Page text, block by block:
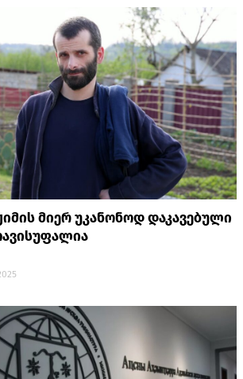
მიერ უკანონოდ დაკავებული